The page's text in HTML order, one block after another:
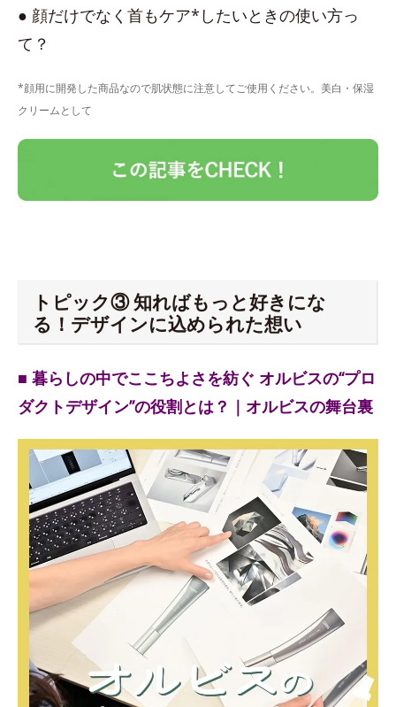
● 顔だけでなく首もケア*したいときの使い方っ
て？
*顔用に開発した商品なので肌状態に注意してご使用ください。美白・保湿
クリームとして
トピック③ 知ればもっと好きにな
る！デザインに込められた想い
■ 暮らしの中でここちよさを紡ぐ オルビスの“プロ
ダクトデザイン”の役割とは？｜オルビスの舞台裏